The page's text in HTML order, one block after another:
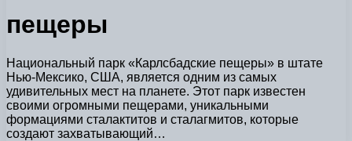
пещеры
Национальный парк «Карлсбадские пещеры» в штате
Нью-Мексико, США, является одним из самых
удивительных мест на планете. Этот парк известен
своими огромными пещерами, уникальными
формациями сталактитов и сталагмитов, которые
создают захватывающий…